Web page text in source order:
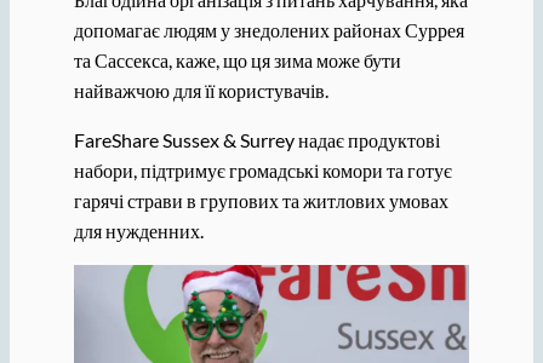
допомагає людям у знедолених районах Суррея
та Сассекса, каже, що ця зима може бути
найважчою для її користувачів.
FareShare Sussex & Surrey надає продуктові
набори, підтримує громадські комори та готує
гарячі страви в групових та житлових умовах
для нужденних.